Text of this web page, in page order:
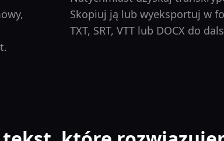
Skopiuj ją lub wyeksportuj w
TXT, SRT, VTT lub DOCX do